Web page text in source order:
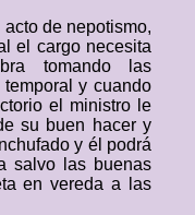
de nepotismo,
el cargo necesita
tomando las
y cuando
el ministro le
su buen hacer y
y él podrá
salvo las buenas
en vereda a las